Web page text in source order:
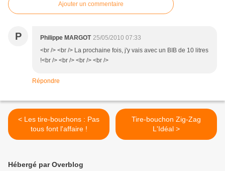
Ajouter un commentaire
P Philippe MARGOT 25/05/2010 07:33
<br /> <br /> La prochaine fois, j'y vais avec un BIB de 10 litres
!<br /> <br /> <br /> <br />
Répondre
< Les tire-bouchons : Pas
tous font l'affaire !
Tire-bouchon Zig-Zag
L'Idéal >
Hébergé par Overblog